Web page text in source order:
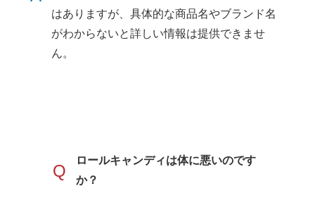
はありますが、具体的な商品名やブランド名
がわからないと詳しい情報は提供できませ
ん。
Q
ロールキャンディは体に悪いのです
か？